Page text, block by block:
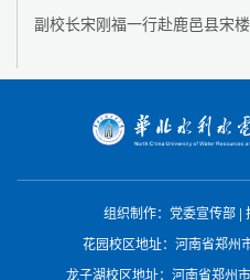
副校长宋刚福一行赴鹿邑县宋
组织制作：党委宣传部 |
花园校区地址：河南省郑州
龙子湖校区地址：河南省郑州